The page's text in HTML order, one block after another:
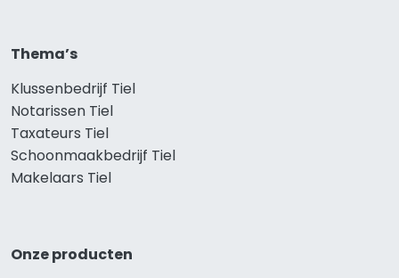
Thema’s
Klussenbedrijf Tiel
Notarissen Tiel
Taxateurs Tiel
Schoonmaakbedrijf Tiel
Makelaars Tiel
Onze producten